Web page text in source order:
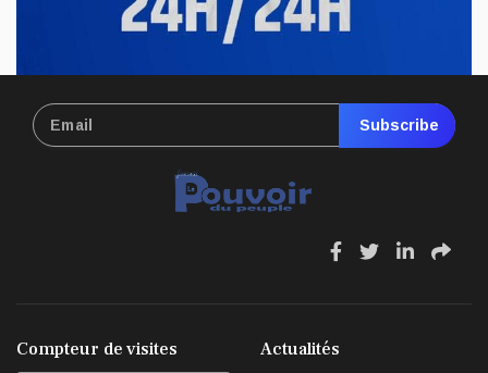
Subscribe
fa
fa
fa
fa
Compteur de visites
Actualités